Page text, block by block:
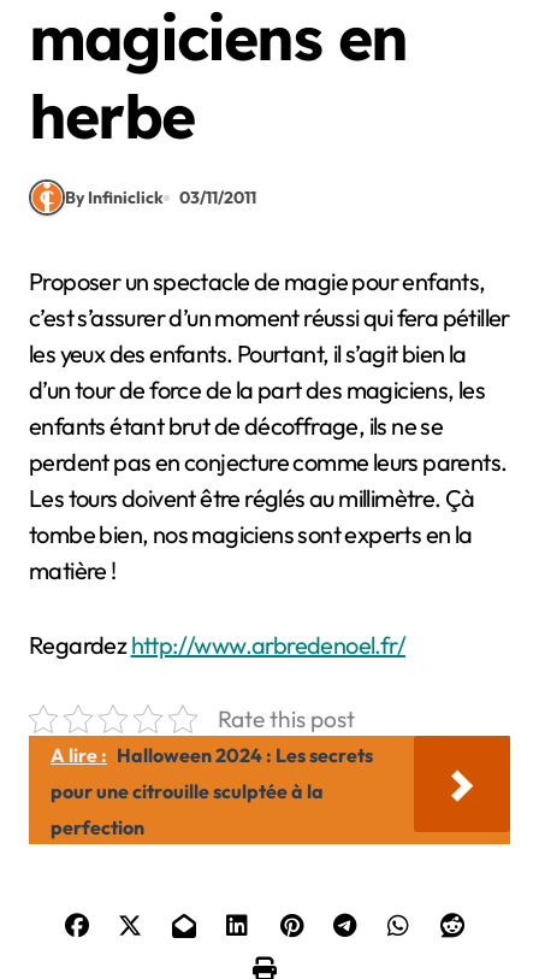
magiciens en
herbe
By Infiniclick 03/11/2011
Proposer un spectacle de magie pour enfants,
c’est s’assurer d’un moment réussi qui fera pétiller
les yeux des enfants. Pourtant, il s’agit bien la
d’un tour de force de la part des magiciens, les
enfants étant brut de décoffrage, ils ne se
perdent pas en conjecture comme leurs parents.
Les tours doivent être réglés au millimètre. Çà
tombe bien, nos magiciens sont experts en la
matière !
Regardezhttp://www.arbredenoel.fr/
Rate this post
A lire : Halloween 2024 : Les secrets
pour une citrouille sculptée à la
perfection